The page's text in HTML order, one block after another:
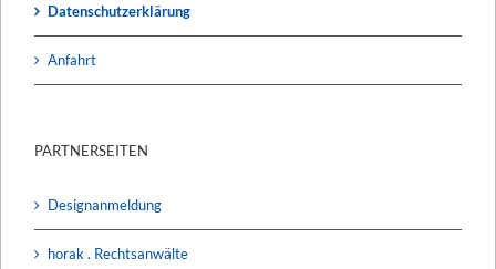
Datenschutzerklärung
Anfahrt
PARTNERSEITEN
Designanmeldung
horak . Rechtsanwälte